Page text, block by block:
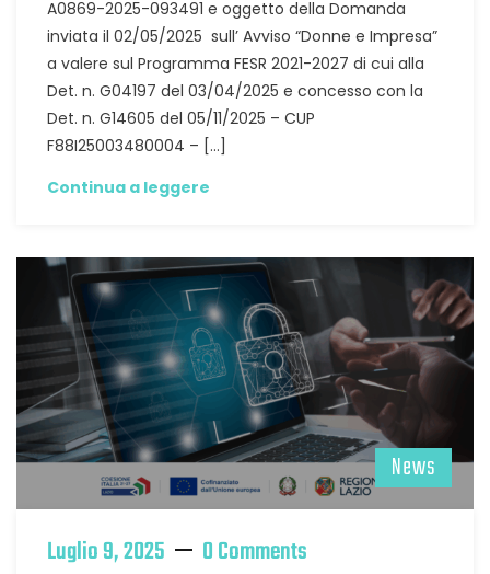
A0869-2025-093491 e oggetto della Domanda
inviata il 02/05/2025 sull’ Avviso “Donne e Impresa”
a valere sul Programma FESR 2021-2027 di cui alla
Det. n. G04197 del 03/04/2025 e concesso con la
Det. n. G14605 del 05/11/2025 – CUP
F88I25003480004 – […]
Continua a leggere
News
Luglio 9, 2025 0 Comments